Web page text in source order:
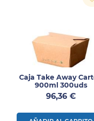
Caja Take Away Cartón
900ml 300uds
Precio
96,36 €